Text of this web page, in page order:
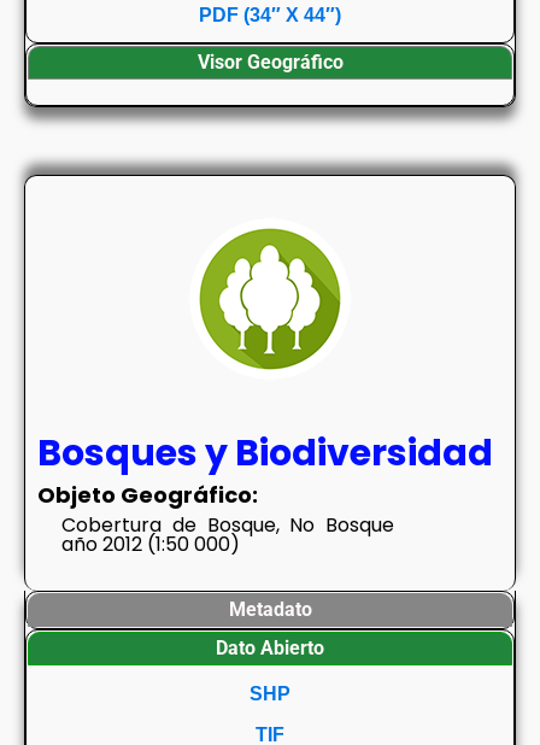
PDF (34″ X 44″)
Visor Geográfico
Bosques y Biodiversidad
Objeto Geográfico:
Cobertura de Bosque, No Bosque
año 2012 (1:50 000)
Metadato
Dato Abierto
SHP
TIF